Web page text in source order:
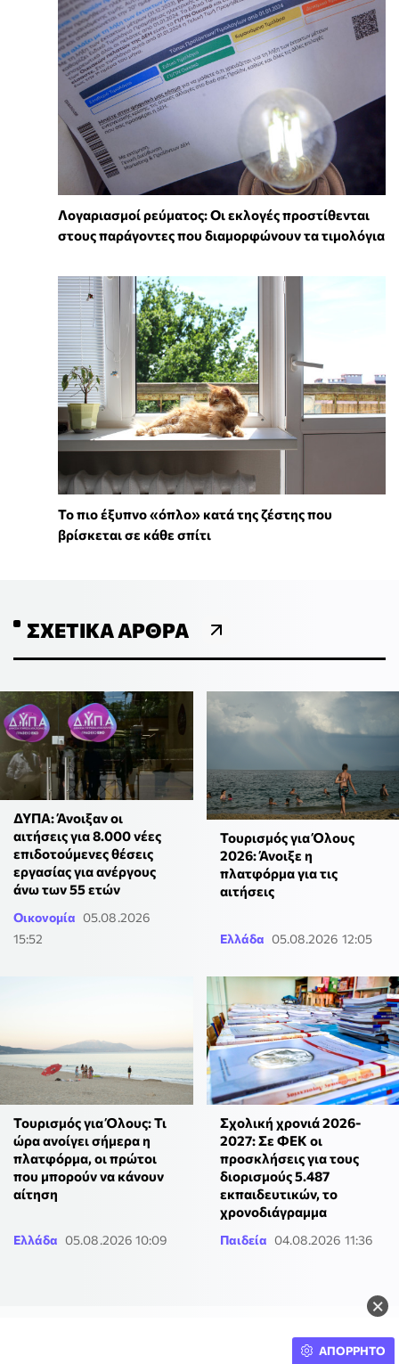
×
Λογαριασμοί ρεύματος: Οι εκλογές προστίθενται
στους παράγοντες που διαμορφώνουν τα τιμολόγια
To πιο έξυπνο «όπλο» κατά της ζέστης που
βρίσκεται σε κάθε σπίτι
ΣΧΕΤΙΚΆ ΆΡΘΡΑ
ΔΥΠΑ: Άνοιξαν οι
αιτήσεις για 8.000 νέες
επιδοτούμενες θέσεις
εργασίας για ανέργους
άνω των 55 ετών
Οικονομία 05.08.2026
15:52
Τουρισμός για Όλους
2026: Άνοιξε η
πλατφόρμα για τις
αιτήσεις
Ελλάδα 05.08.2026 12:05
Τουρισμός για Όλους: Τι
ώρα ανοίγει σήμερα η
πλατφόρμα, οι πρώτοι
που μπορούν να κάνουν
αίτηση
Ελλάδα 05.08.2026 10:09
Σχολική χρονιά 2026-
2027: Σε ΦΕΚ οι
προσκλήσεις για τους
διορισμούς 5.487
εκπαιδευτικών, το
χρονοδιάγραμμα
Παιδεία 04.08.2026 11:36
ΑΠΟΡΡΗΤΟ